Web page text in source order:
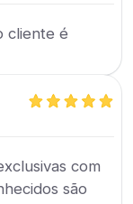
cliente é
com
são